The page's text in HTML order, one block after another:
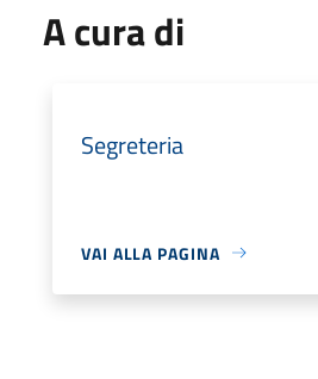
A cura di
Segreteria
VAI ALLA PAGINA